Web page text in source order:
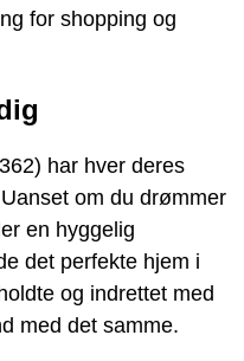
for shopping og
har hver deres
om du drømmer
en hyggelig
det perfekte hjem i
og indrettet med
med det samme.